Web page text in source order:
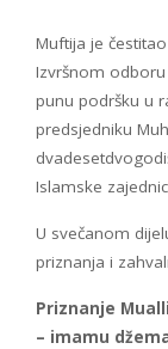
Muftija je
Izvršnom
punu podršku u
predsjedniku
Islamske
U svečanom
priznanja i
Priznanje
– imamu